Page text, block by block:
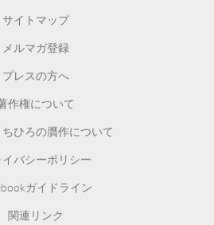
サイトマップ
メルマガ登録
プレスの方へ
作権について
ひろの贋作について
バシーポリシー
ガイドライン
関連リンク